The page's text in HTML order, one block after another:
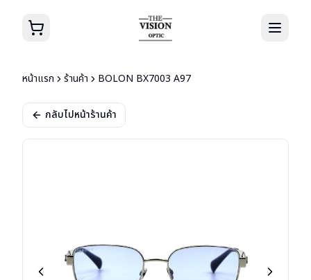
หน้าแรก ร้านค้า BOLON BX7003 A97
กลับไปหน้าร้านค้า